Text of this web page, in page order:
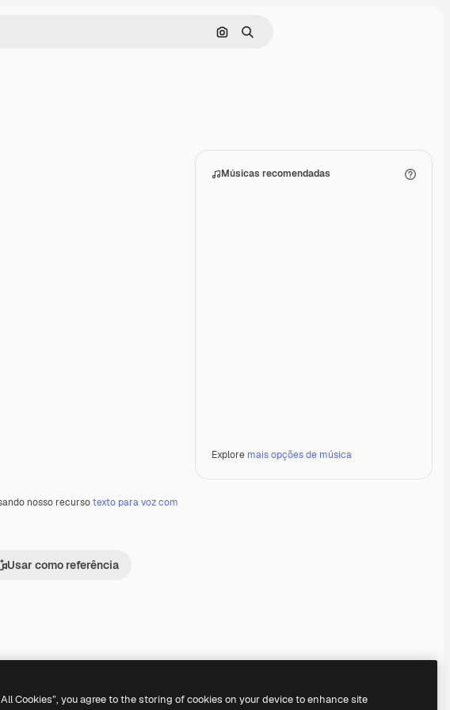
Pesquisar por imagem
Buscar
nosso recursotexto para voz com
Usar como referência
Músicas recomendadas
Explore mais opções de música
Cookies”, you agree to the storing of cookies on your device to enhance site